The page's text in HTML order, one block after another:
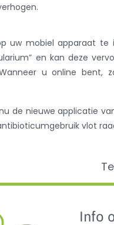
uw mobiel apparaat te
en kan deze
u online bent,
de nieuwe applicatie
vlot
Info